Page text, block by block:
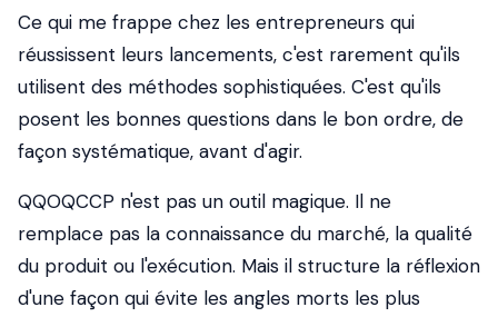
Ce qui me frappe chez les entrepreneurs qui
réussissent leurs lancements, c'est rarement qu'ils
utilisent des méthodes sophistiquées. C'est qu'ils
posent les bonnes questions dans le bon ordre, de
façon systématique, avant d'agir.
QQOQCCP n'est pas un outil magique. Il ne
remplace pas la connaissance du marché, la qualité
du produit ou l'exécution. Mais il structure la réflexion
d'une façon qui évite les angles morts les plus